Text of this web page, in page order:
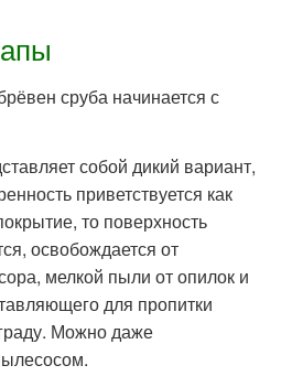
сруба начинается с
собой дикий вариант,
приветствуется как
то поверхность
освобождается от
мелкой пыли от опилок и
для пропитки
Можно даже